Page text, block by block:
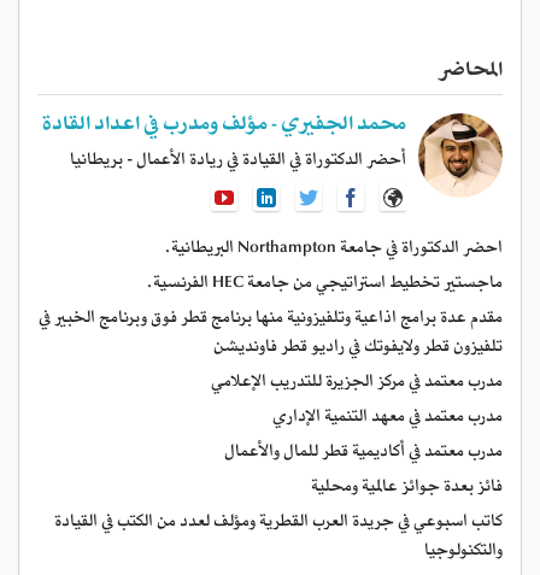
المحاضر
محمد الجفيري - مؤلف ومدرب في اعداد القادة
أحضر الدكتوراة في القيادة في ريادة الأعمال - بريطانيا
احضر الدكتوراة في جامعة Northampton البريطانية.
ماجستير تخطيط استراتيجي من جامعة HEC الفرنسية.
مقدم عدة برامج اذاعية وتلفيزونية منها برنامج قطر فوق وبرنامج الخبير في
تلفيزون قطر ولايفوتك في راديو قطر فاونديشن
مدرب معتمد في مركز الجزيرة للتدريب الإعلامي
مدرب معتمد في معهد التنمية الإداري
مدرب معتمد في أكاديمية قطر للمال والأعمال
فائز بعدة جوائز عالمية ومحلية
كاتب اسبوعي في جريدة العرب القطرية ومؤلف لعدد من الكتب في القيادة
والتكنولوجيا